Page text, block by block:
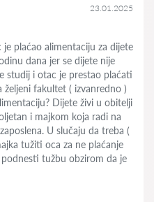
23.01.2025
plaćao alimentaciju za dijete
dana jer se dijete nije
studij i otac je prestao plaćati
fakultet ( izvanredno )
Dijete živi u obitelji
i majkom koja radi na
U slučaju da treba (
tužiti oca za ne plaćanje
tužbu obzirom da je